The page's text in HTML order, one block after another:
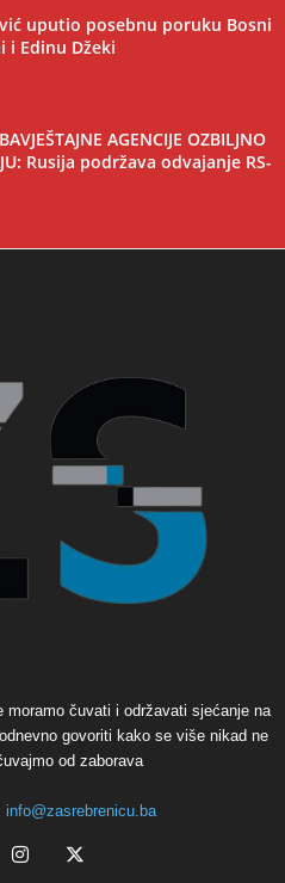
uputio posebnu poruku Bosni
i Edinu Džeki
AGENCIJE OZBILJNO
Rusija podržava odvajanje RS-
moramo čuvati i održavati sjećanje na
govoriti kako se više nikad ne
od zaborava
info@zasrebrenicu.ba